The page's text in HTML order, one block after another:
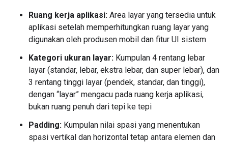
Ruang kerja aplikasi: Area layar yang tersedia untuk
aplikasi setelah memperhitungkan ruang layar yang
digunakan oleh produsen mobil dan fitur UI sistem
Kategori ukuran layar: Kumpulan 4 rentang lebar
layar (standar, lebar, ekstra lebar, dan super lebar), dan
3 rentang tinggi layar (pendek, standar, dan tinggi),
dengan “layar” mengacu pada ruang kerja aplikasi,
bukan ruang penuh dari tepi ke tepi
Padding: Kumpulan nilai spasi yang menentukan
spasi vertikal dan horizontal tetap antara elemen dan